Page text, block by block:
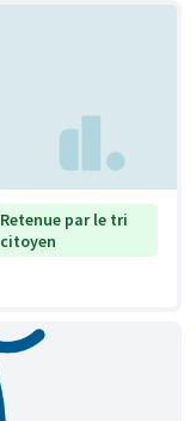
Retenue par le tri
citoyen